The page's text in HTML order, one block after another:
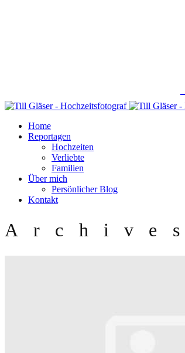
Home
Reportagen
Hochzeiten
Verliebte
Familien
Über mich
Persönlicher Blog
Kontakt
Archives